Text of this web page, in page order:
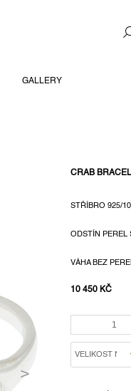
GALLERY
CRAB
10 450 KČ
STŘÍBRO 925/
ODSTÍN PEREL
VÁHA BEZ